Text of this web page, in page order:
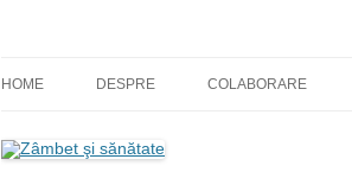
HOME DESPRE COLABORARE